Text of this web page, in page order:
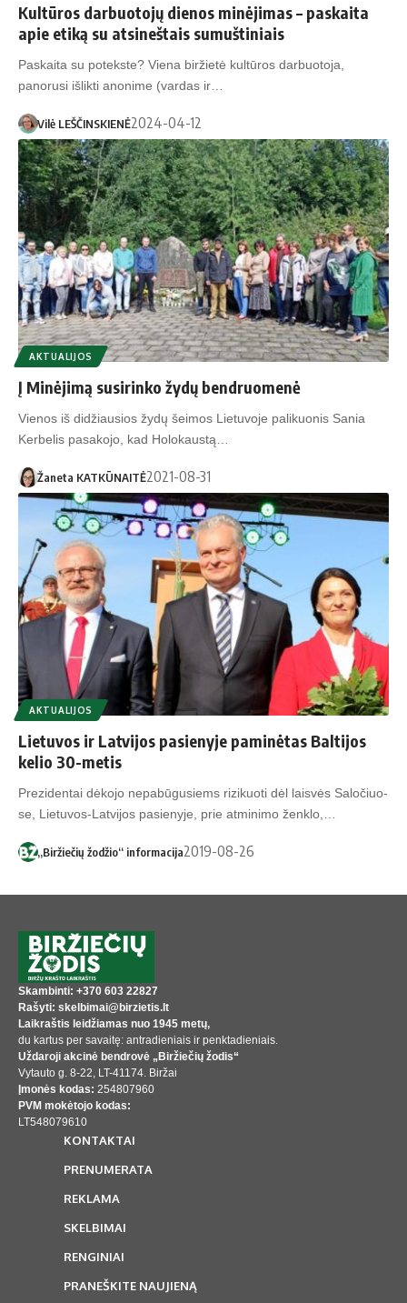
Kultūros darbuotojų dienos minėjimas – paskaita
apie etiką su atsineštais sumuštiniais
Paskaita su potekste? Viena biržietė kultūros darbuotoja,
panorusi išlikti anonime (vardas ir…
Vilė LEŠČINSKIENĖ2024-04-12
AKTUALIJOS
Į Mi­nė­jimą susirinko žy­dų bendruomenė
Vienos iš didžiausios žydų šeimos Lietuvoje palikuonis Sania
Kerbelis pasakojo, kad Holokaustą…
Žaneta KATKŪNAITĖ2021-08-31
AKTUALIJOS
Lietuvos ir Latvijos pasienyje paminėtas Baltijos
kelio 30-metis
Pre­zi­den­tai dė­ko­jo ne­pa­bū­gu­siems ri­zi­kuo­ti dėl lais­vės Sa­lo­čiuo­
se, Lie­tu­vos-Lat­vi­jos pa­sie­ny­je, prie at­mi­ni­mo ženk­lo,…
„Biržiečių žodžio“ informacija2019-08-26
Skambinti: +370 603 22827
Rašyti: skelbimai@birzietis.lt
Laikraštis leidžiamas nuo 1945 metų,
du kartus per savaitę: antradieniais ir penktadieniais.
Uždaroji akcinė bendrovė „Biržiečių žodis“
Vytauto g. 8-22, LT-41174. Biržai
Įmonės kodas: 254807960
PVM mokėtojo kodas:
LT548079610
KONTAKTAI
PRENUMERATA
REKLAMA
SKELBIMAI
RENGINIAI
PRANEŠKITE NAUJIENĄ